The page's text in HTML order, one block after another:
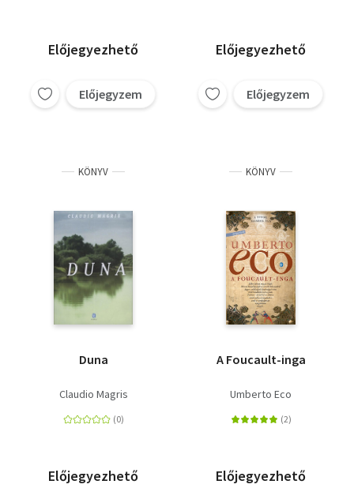
Előjegyezhető
Előjegyzem
Előjegyezhető
Előjegyzem
KÖNYV
Duna
Claudio Magris
Előjegyezhető
KÖNYV
A Foucault-inga
Umberto Eco
Előjegyezhető